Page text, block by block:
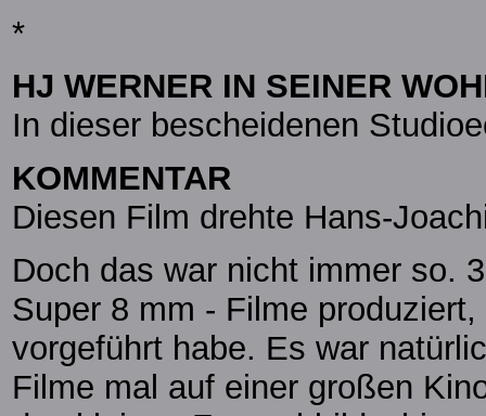
*
HJ WERNER IN SEINER
In dieser bescheidenen
KOMMENTAR
Diesen Film drehte Hans-
Doch das war nicht immer so.
Super 8 mm - Filme
vorgeführt habe. Es war
Filme mal auf einer großen